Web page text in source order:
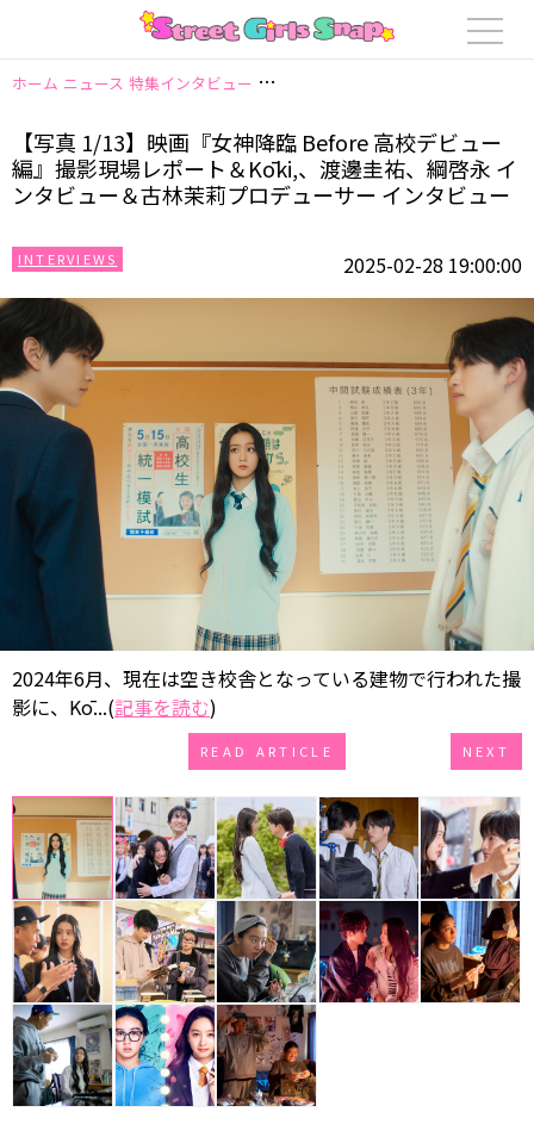
ホーム ニュース 特集インタビュー 【写真 1/13】映画『女神降臨 Before
【写真 1/13】映画『女神降臨 Before 高校デビュー
編』撮影現場レポート＆Kōki,、渡邊圭祐、綱啓永 イ
ンタビュー＆古林茉莉プロデューサー インタビュー
INTERVIEWS 2025-02-28 19:00:00
2024年6月、現在は空き校舎となっている建物で行われた撮
影に、Kō...(記事を読む)
READ ARTICLE NEXT